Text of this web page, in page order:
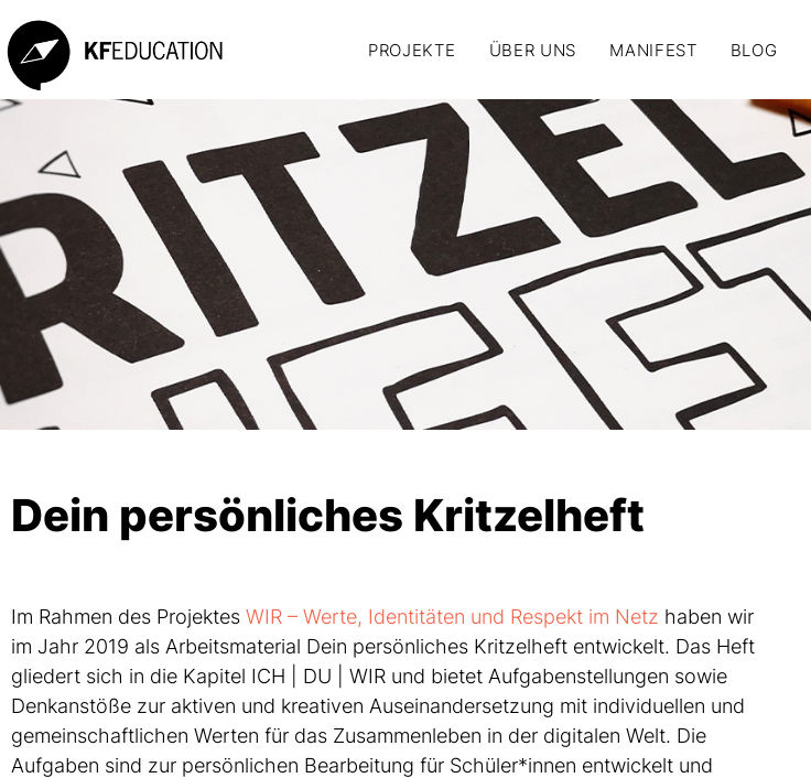
PROJEKTE ÜBER UNS MANIFEST BLOG
Dein persönliches Kritzelheft
Im Rahmen des Projektes WIR – Werte, Identitäten und Respekt im Netz haben wir
im Jahr 2019 als Arbeitsmaterial Dein persönliches Kritzelheft entwickelt. Das Heft
gliedert sich in die Kapitel ICH | DU | WIR und bietet Aufgabenstellungen sowie
Denkanstöße zur aktiven und kreativen Auseinandersetzung mit individuellen und
gemeinschaftlichen Werten für das Zusammenleben in der digitalen Welt. Die
Aufgaben sind zur persönlichen Bearbeitung für Schüler*innen entwickelt und